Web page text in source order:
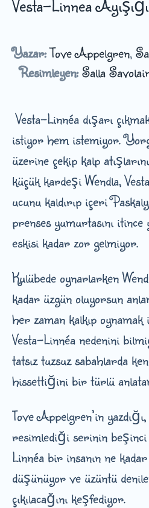
Vesta-Linnea
Yazar:Tove Appelgren,
Resimleyen:Salla
Vesta-Linnéa dışarı
istiyor hem istemiyor.
üzerine çekip kalp
küçük kardeşi Wendla,
ucunu kaldırıp içeri
prenses yumurtasını
eskisi kadar zor gelmiyor.
Kulübede oynarlarken
kadar üzgün oluyorsun
her zaman kalkıp
Vesta-Linnéa nedenini
tatsız tuzsuz sabahlarda
hissettiğini bir türlü
Tove Appelgren’in
resimlediği serinin beşinci
Linnéa bir insanın ne
düşünüyor ve üzüntü
çıkılacağını keşfediyor.